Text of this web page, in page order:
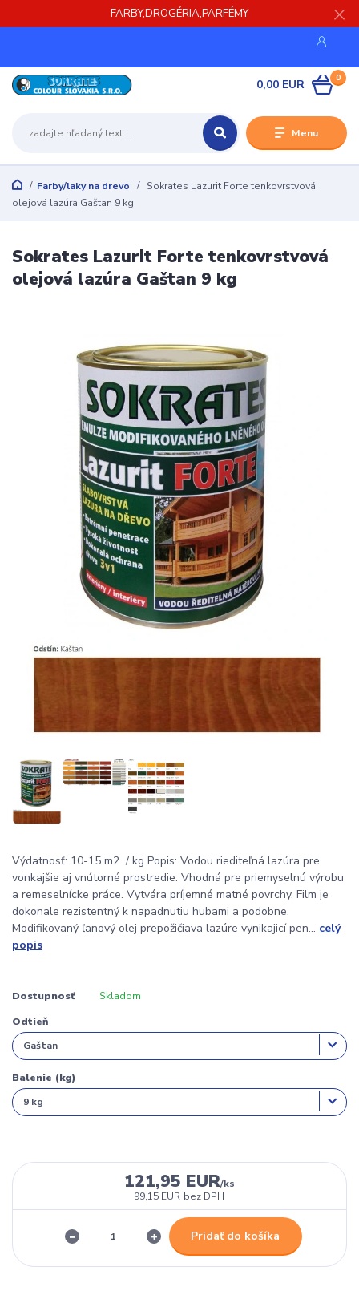
FARBY,DROGÉRIA,PARFÉMY
Menu
0
0,00 EUR
Farby/laky na drevo
Sokrates Lazurit Forte tenkovrstvová
olejová lazúra Gaštan 9 kg
Sokrates Lazurit Forte tenkovrstvová
olejová lazúra Gaštan 9 kg
Výdatnosť: 10-15 m2 / kg Popis: Vodou riediteľná lazúra pre
vonkajšie aj vnútorné prostredie. Vhodná pre priemyselnú výrobu
a remeselnícke práce. Vytvára príjemné matné povrchy. Film je
dokonale rezistentný k napadnutiu hubami a podobne.
Modifikovaný ľanový olej prepožičiava lazúre vynikajicí pen... celý
popis
Dostupnosť Skladom
Odtieň
Balenie (kg)
121,95 EUR/ks
99,15 EUR bez DPH
Pridať do košíka